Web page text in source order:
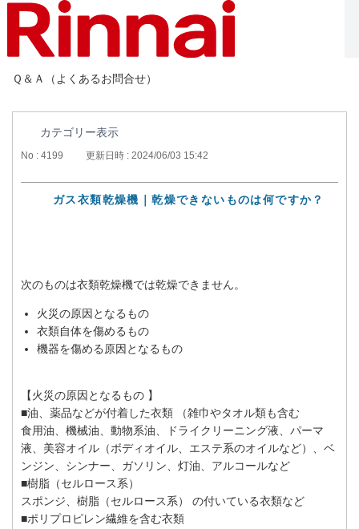
Ｑ＆Ａ（よくあるお問合せ）
カテゴリー表示
No : 4199 更新日時 : 2024/06/03 15:42
ガス衣類乾燥機｜乾燥できないものは何ですか？
次のものは衣類乾燥機では乾燥できません。
火災の原因となるもの
衣類自体を傷めるもの
機器を傷める原因となるもの
【火災の原因となるもの 】
■油、薬品などが付着した衣類 （雑巾やタオル類も含む
食用油、機械油、動物系油、ドライクリーニング液、パーマ
液、美容オイル（ボディオイル、エステ系のオイルなど）、ベ
ンジン、シンナー、ガソリン、灯油、アルコールなど
■樹脂（セルロース系）
スポンジ、樹脂（セルロース系） の付いている衣類など
■ポリプロピレン繊維を含む衣類